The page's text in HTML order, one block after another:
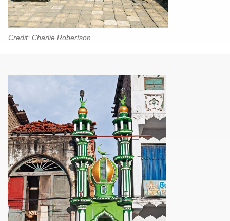
Credit: Charlie Robertson